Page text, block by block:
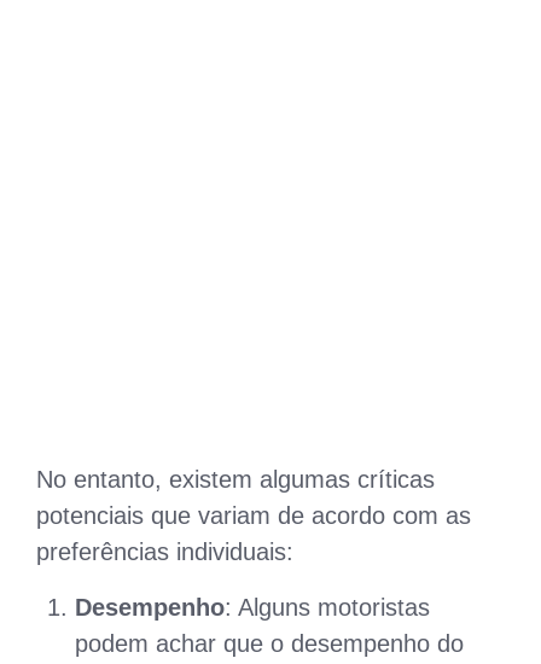
No entanto, existem algumas críticas
potenciais que variam de acordo com as
preferências individuais:
Desempenho: Alguns motoristas
podem achar que o desempenho do